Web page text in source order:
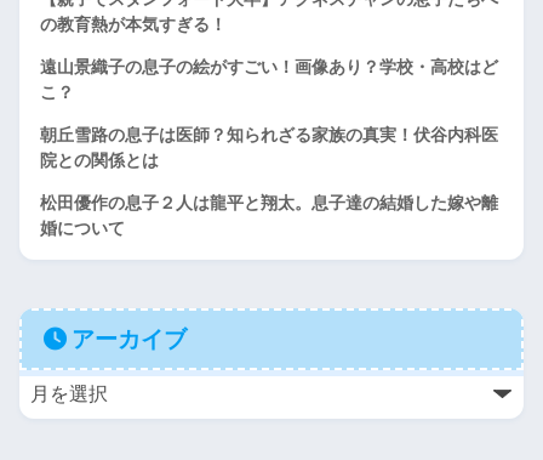
の教育熱が本気すぎる！
遠山景織子の息子の絵がすごい！画像あり？学校・高校はど
こ？
朝丘雪路の息子は医師？知られざる家族の真実！伏谷内科医
院との関係とは
松田優作の息子２人は龍平と翔太。息子達の結婚した嫁や離
婚について
アーカイブ